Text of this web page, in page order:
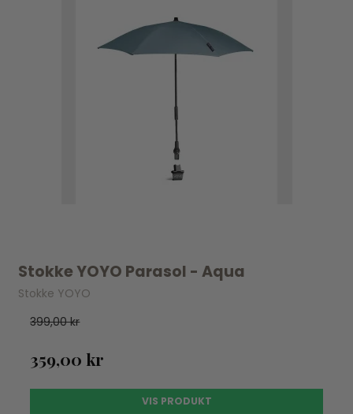
Stokke YOYO Parasol - Aqua
Stokke YOYO
399,00 kr
359,00 kr
VIS PRODUKT